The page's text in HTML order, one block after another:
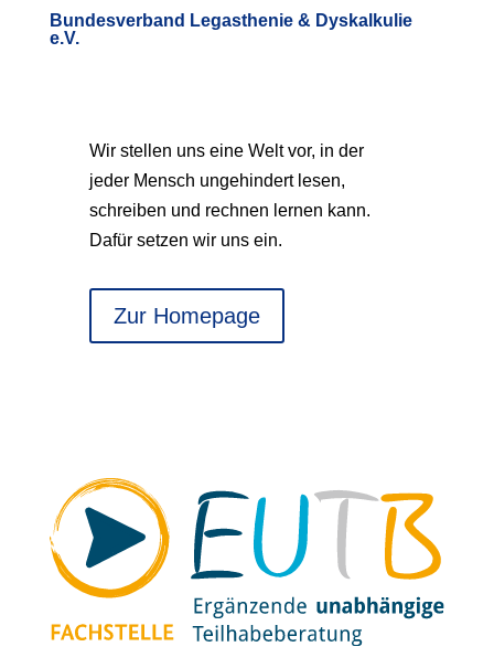
Bundesverband Legasthenie & Dyskalkulie
e.V.
Wir stellen uns eine Welt vor, in der
jeder Mensch ungehindert lesen,
schreiben und rechnen lernen kann.
Dafür setzen wir uns ein.
Zur Homepage